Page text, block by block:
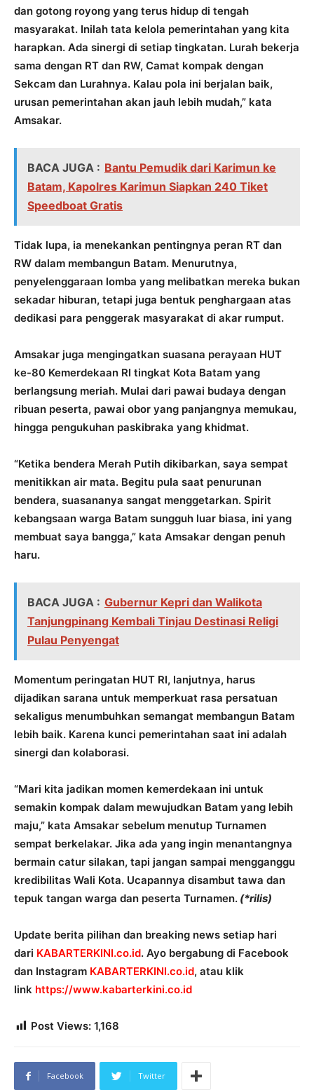
dan gotong royong yang terus hidup di tengah
masyarakat. Inilah tata kelola pemerintahan yang kita
harapkan. Ada sinergi di setiap tingkatan. Lurah bekerja
sama dengan RT dan RW, Camat kompak dengan
Sekcam dan Lurahnya. Kalau pola ini berjalan baik,
urusan pemerintahan akan jauh lebih mudah,” kata
Amsakar.
BACA JUGA : Bantu Pemudik dari Karimun ke
Batam, Kapolres Karimun Siapkan 240 Tiket
Speedboat Gratis
Tidak lupa, ia menekankan pentingnya peran RT dan
RW dalam membangun Batam. Menurutnya,
penyelenggaraan lomba yang melibatkan mereka bukan
sekadar hiburan, tetapi juga bentuk penghargaan atas
dedikasi para penggerak masyarakat di akar rumput.
Amsakar juga mengingatkan suasana perayaan HUT
ke-80 Kemerdekaan RI tingkat Kota Batam yang
berlangsung meriah. Mulai dari pawai budaya dengan
ribuan peserta, pawai obor yang panjangnya memukau,
hingga pengukuhan paskibraka yang khidmat.
“Ketika bendera Merah Putih dikibarkan, saya sempat
menitikkan air mata. Begitu pula saat penurunan
bendera, suasananya sangat menggetarkan. Spirit
kebangsaan warga Batam sungguh luar biasa, ini yang
membuat saya bangga,” kata Amsakar dengan penuh
haru.
BACA JUGA : Gubernur Kepri dan Walikota
Tanjungpinang Kembali Tinjau Destinasi Religi
Pulau Penyengat
Momentum peringatan HUT RI, lanjutnya, harus
dijadikan sarana untuk memperkuat rasa persatuan
sekaligus menumbuhkan semangat membangun Batam
lebih baik. Karena kunci pemerintahan saat ini adalah
sinergi dan kolaborasi.
“Mari kita jadikan momen kemerdekaan ini untuk
semakin kompak dalam mewujudkan Batam yang lebih
maju,” kata Amsakar sebelum menutup Turnamen
sempat berkelakar. Jika ada yang ingin menantangnya
bermain catur silakan, tapi jangan sampai mengganggu
kredibilitas Wali Kota. Ucapannya disambut tawa dan
tepuk tangan warga dan peserta Turnamen. (*rilis)
Update berita pilihan dan breaking news setiap hari
dari KABARTERKINI.co.id. Ayo bergabung di Facebook
dan Instagram KABARTERKINI.co.id, atau klik
link https://www.kabarterkini.co.id
Post Views: 1,168
Facebook Twitter